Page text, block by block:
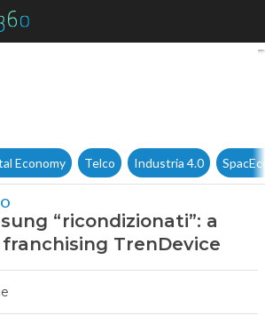
Apple e Samsung
Economy Telco Industria 4.0
“ricondizionati”: a
TrenDevice